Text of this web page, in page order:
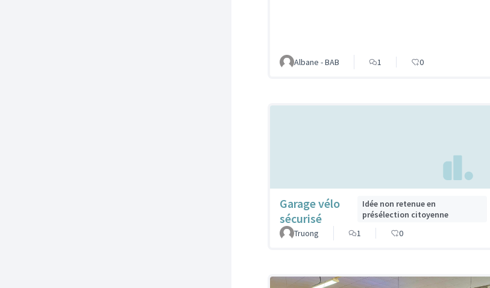
Albane - BAB 1 0
Garage vélo
sécurisé
Idée non retenue en
présélection citoyenne
Truong
1 0